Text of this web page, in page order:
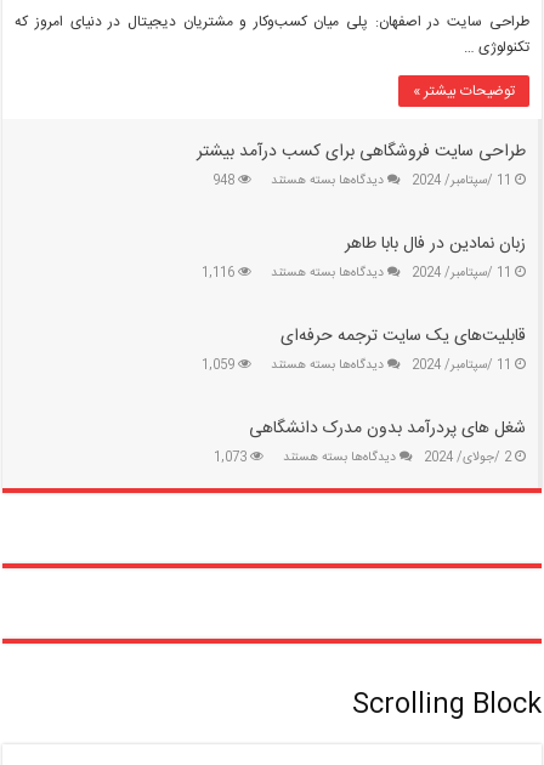
سایت
کسب‌وکار
و
مشتریان
طراحی سایت در اصفهان: پلی میان کسب‌وکار و مشتریان دیجیتال در دنیای امروز که
تکنولوژی …
توضیحات بیشتر »
طراحی سایت فروشگاهی برای کسب درآمد بیشتر
11 /سپتامبر/ 2024 دیدگاه‌هابرای
کسب
بیشتر
بسته هستند 948
زبان نمادین در فال بابا طاهر
11 /سپتامبر/ 2024 دیدگاه‌هابرای
در
بابا
بسته هستند 1,116
قابلیت‌های یک سایت ترجمه حرفه‌ای
11 /سپتامبر/ 2024 دیدگاه‌هابرای
سایت
حرفه‌ای
بسته هستند 1,059
شغل های پردرآمد بدون مدرک دانشگاهی
2 /جولای/ 2024 دیدگاه‌هابرای
های
مدرک
بسته هستند 1,073
Scrolling Block